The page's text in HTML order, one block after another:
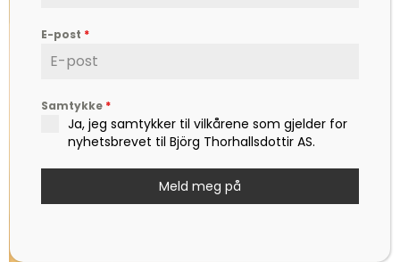
E-post *
Samtykke *
Ja, jeg samtykker til vilkårene som gjelder for
nyhetsbrevet til Björg Thorhallsdottir AS.
Meld meg på